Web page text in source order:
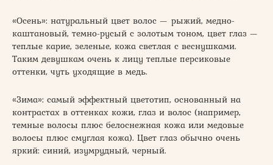
«Осень»: натуральный цвет волос — рыжий, медно-
каштановый, темно-русый с золотым тоном, цвет глаз —
теплые карие, зеленые, кожа светлая с веснушками.
Таким девушкам очень к лицу теплые персиковые
оттенки, чуть уходящие в медь.
«Зима»: самый эффектный цветотип, основанный на
контрастах в оттенках кожи, глаз и волос (например,
темные волосы плюс белоснежная кожа или медовые
волосы плюс смуглая кожа). Цвет глаз обычно очень
яркий: синий, изумрудный, черный.